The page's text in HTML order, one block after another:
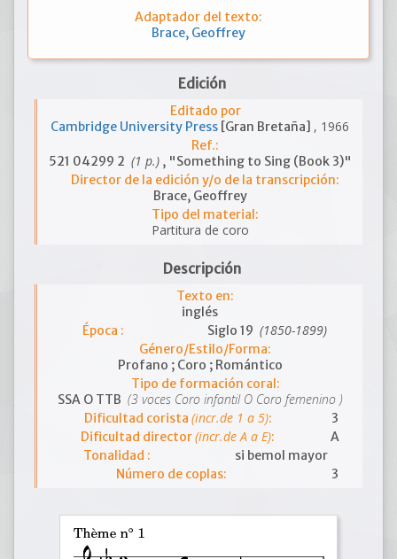
Adaptador del texto:
Brace, Geoffrey
Edición
Editado por
Cambridge University Press [Gran Bretaña] , 1966
Ref.:
521 04299 2 (1 p.), "Something to Sing (Book 3)"
Director de la edición y/o de la transcripción:
Brace, Geoffrey
Tipo del material:
Partitura de coro
Descripción
Texto en:
inglés
Época :
Siglo 19 (1850-1899)
Género/Estilo/Forma:
Profano ; Coro ; Romántico
Tipo de formación coral:
SSA O TTB (3 voces Coro infantil O Coro femenino )
Dificultad corista (incr.de 1 a 5):
3
Dificultad director(incr.de A a E):
A
Tonalidad :
si bemol mayor
Número de coplas:
3